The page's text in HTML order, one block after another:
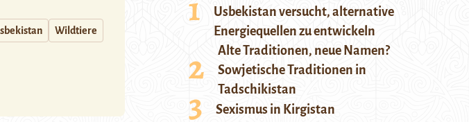
Wildtiere
Usbekistan versucht, alternative
Energiequellen zu entwickeln
Alte Traditionen, neue Namen?
Sowjetische Traditionen in
Tadschikistan
Sexismus in Kirgistan